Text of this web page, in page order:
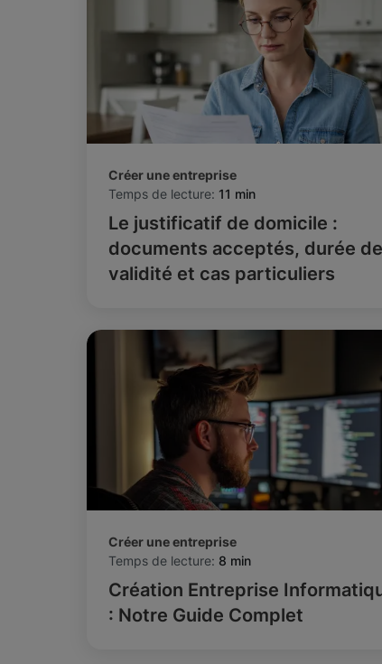
Créer une entreprise
Temps de lecture: 11 min
Le justificatif de domicile :
documents acceptés, durée de
validité et cas particuliers
Créer une entreprise
Temps de lecture: 8 min
Création Entreprise
: Notre Guide Complet